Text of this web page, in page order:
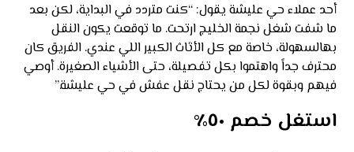
أحد عملاء حي عليشة يقول: “كنت متردد في البداية، لكن بعد
ما شفت شغل نجمة الخليج ارتحت. ما توقعت يكون النقل
بهالسهولة، خاصة مع كل الأثاث الكبير اللي عندي. الفريق كان
محترف جداً واهتموا بكل تفصيلة، حتى الأشياء الصغيرة. أوصي
فيهم وبقوة لكل من يحتاج نقل عفش في حي عليشة.”
استغل خصم ٥٠٪